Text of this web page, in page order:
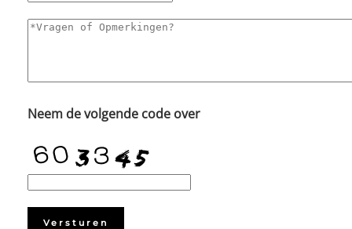
Neem de volgende code over
Versturen